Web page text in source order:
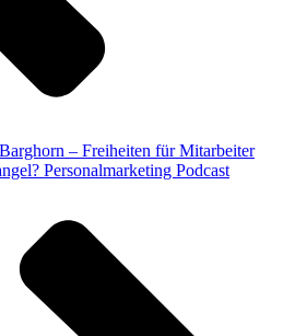
– Freiheiten für Mitarbeiter
Personalmarketing Podcast